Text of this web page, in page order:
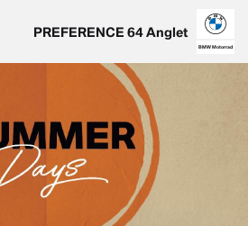
PREFERENCE 64 Anglet
BMW Motorrad